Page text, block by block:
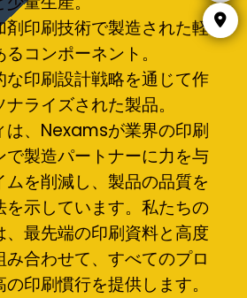
剤印刷技術で製造された軽
コンポーネント。
な印刷設計戦略を通じて作
ライズされた製品。
は、Nexamsが業界の印刷
で製造パートナーに力を与
ムを削減し、製品の品質を
を示しています。私たちの
、最先端の印刷資料と高度
合わせて、すべてのプロ
印刷慣行を提供します。